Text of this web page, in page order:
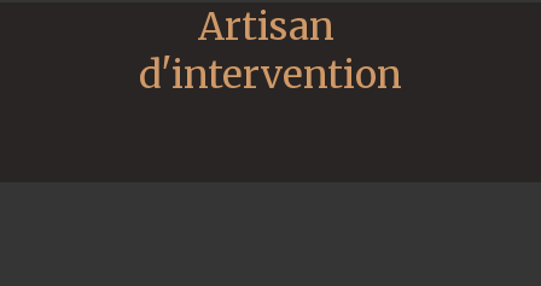
Artisan
d'intervention